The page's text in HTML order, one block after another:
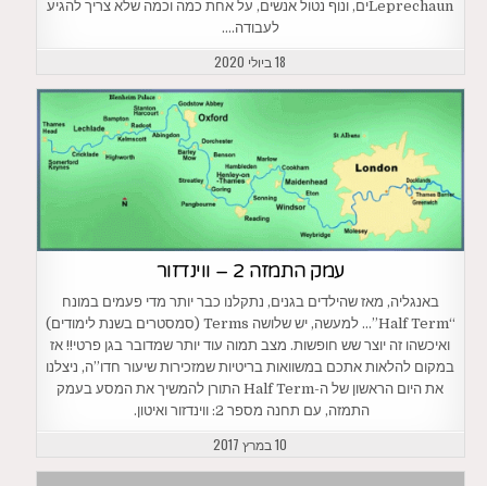
Leprechaunים, ונוף נטול אנשים, על אחת כמה וכמה שלא צריך להגיע
לעבודה….
18 ביולי 2020
עמק התמזה 2 – ווינדזור
באנגליה, מאז שהילדים בגנים, נתקלנו כבר יותר מדי פעמים במונח
“Half Term”… למעשה, יש שלושה Terms (סמסטרים בשנת לימודים)
ואיכשהו זה יוצר שש חופשות. מצב תמוה עוד יותר שמדובר בגן פרטי!! אז
במקום להלאות אתכם במשוואות בריטיות שמזכירות שיעור חדו”ה, ניצלנו
את היום הראשון של ה-Half Term התורן להמשיך את המסע בעמק
התמזה, עם תחנה מספר 2: ווינדזור ואיטון.
10 במרץ 2017